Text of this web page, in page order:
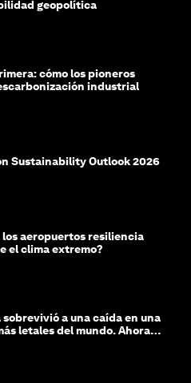
geopolítica
cómo los pioneros
industrial
Sustainability Outlook 2026
los aeropuertos resiliencia
el clima extremo?
a una caída en una
letales del mundo. Ahora